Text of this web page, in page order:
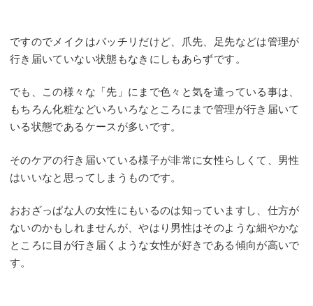
ですのでメイクはバッチリだけど、爪先、足先などは管理が
行き届いていない状態もなきにしもあらずです。
でも、この様々な「先」にまで色々と気を遣っている事は、
もちろん化粧などいろいろなところにまで管理が行き届いて
いる状態であるケースが多いです。
そのケアの行き届いている様子が非常に女性らしくて、男性
はいいなと思ってしまうものです。
おおざっぱな人の女性にもいるのは知っていますし、仕方が
ないのかもしれませんが、やはり男性はそのような細やかな
ところに目が行き届くような女性が好きである傾向が高いで
す。